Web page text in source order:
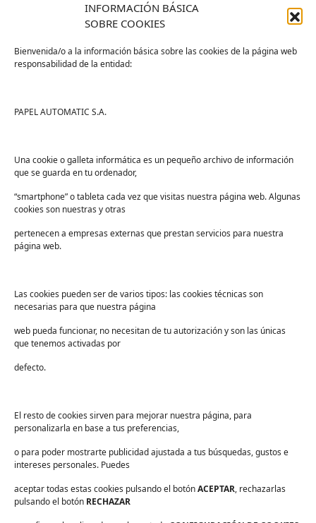
INFORMACIÓN BÁSICA
SOBRE COOKIES
Bienvenida/o a la información básica sobre las cookies de la página web
responsabilidad de la entidad:
PAPEL AUTOMATIC S.A.
Una cookie o galleta informática es un pequeño archivo de información
que se guarda en tu ordenador,
“smartphone” o tableta cada vez que visitas nuestra página web. Algunas
cookies son nuestras y otras
pertenecen a empresas externas que prestan servicios para nuestra
página web.
Las cookies pueden ser de varios tipos: las cookies técnicas son
necesarias para que nuestra página
web pueda funcionar, no necesitan de tu autorización y son las únicas
que tenemos activadas por
defecto.
El resto de cookies sirven para mejorar nuestra página, para
personalizarla en base a tus preferencias,
o para poder mostrarte publicidad ajustada a tus búsquedas, gustos e
intereses personales. Puedes
aceptar todas estas cookies pulsando el botónACEPTAR, rechazarlas
pulsando el botón RECHAZAR
Sanidad
Educación
Centros deportivos
Servicios
Industria alimentaria
Tienda PAPELMATIC
Lista de deseos
Términos y condiciones
Devoluciones
Suscríbete para recibir noticias exclusivas y ofertas.
Correo
electrónico*
sector *
Consentimiento*
He leído y acepto laspolíticas de privacidad.*